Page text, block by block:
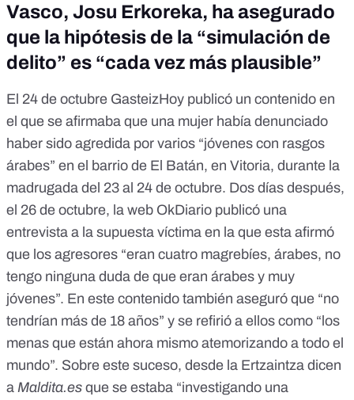
Vasco, Josu Erkoreka, ha asegurado
que la hipótesis de la “simulación de
delito” es “cada vez más plausible”
El 24 de octubre GasteizHoy publicó un contenido en
el que se afirmaba que una mujer había denunciado
haber sido agredida por varios “jóvenes con rasgos
árabes” en el barrio de El Batán, en Vitoria, durante la
madrugada del 23 al 24 de octubre. Dos días después,
el 26 de octubre, la web OkDiario publicó una
entrevista a la supuesta víctima en la que esta afirmó
que los agresores “eran cuatro magrebíes, árabes, no
tengo ninguna duda de que eran árabes y muy
jóvenes”. En este contenido también aseguró que “no
tendrían más de 18 años” y se refirió a ellos como “los
menas que están ahora mismo atemorizando a todo el
mundo”. Sobre este suceso, desde la Ertzaintza dicen
a Maldita.es que se estaba “investigando una